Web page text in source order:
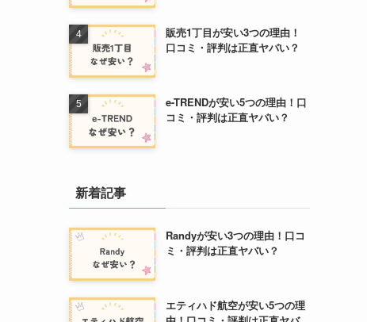
販売1丁目が安い3つの理由！
口コミ・評判は正直ヤバい？
e-TRENDが安い5つの理由！口
コミ・評判は正直ヤバい？
新着記事
Randyが安い3つの理由！口コ
ミ・評判は正直ヤバい？
エティハド航空が安い5つの理